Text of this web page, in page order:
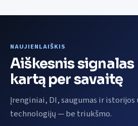
NAUJIENLAIŠKIS
Aiškesnis signalas
kartą per savaitę
Įrenginiai, DI, saugumas ir istorijos
technologijų — be triukšmo.